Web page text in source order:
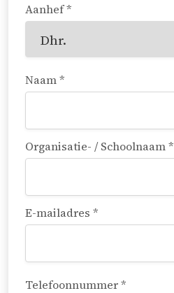
Aanhef *
Naam *
Organisatie- / Schoolnaam *
E-mailadres *
Telefoonnummer *